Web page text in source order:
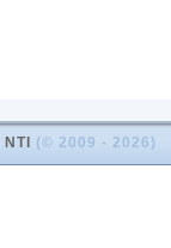
NTI (© 2009 - 2026)